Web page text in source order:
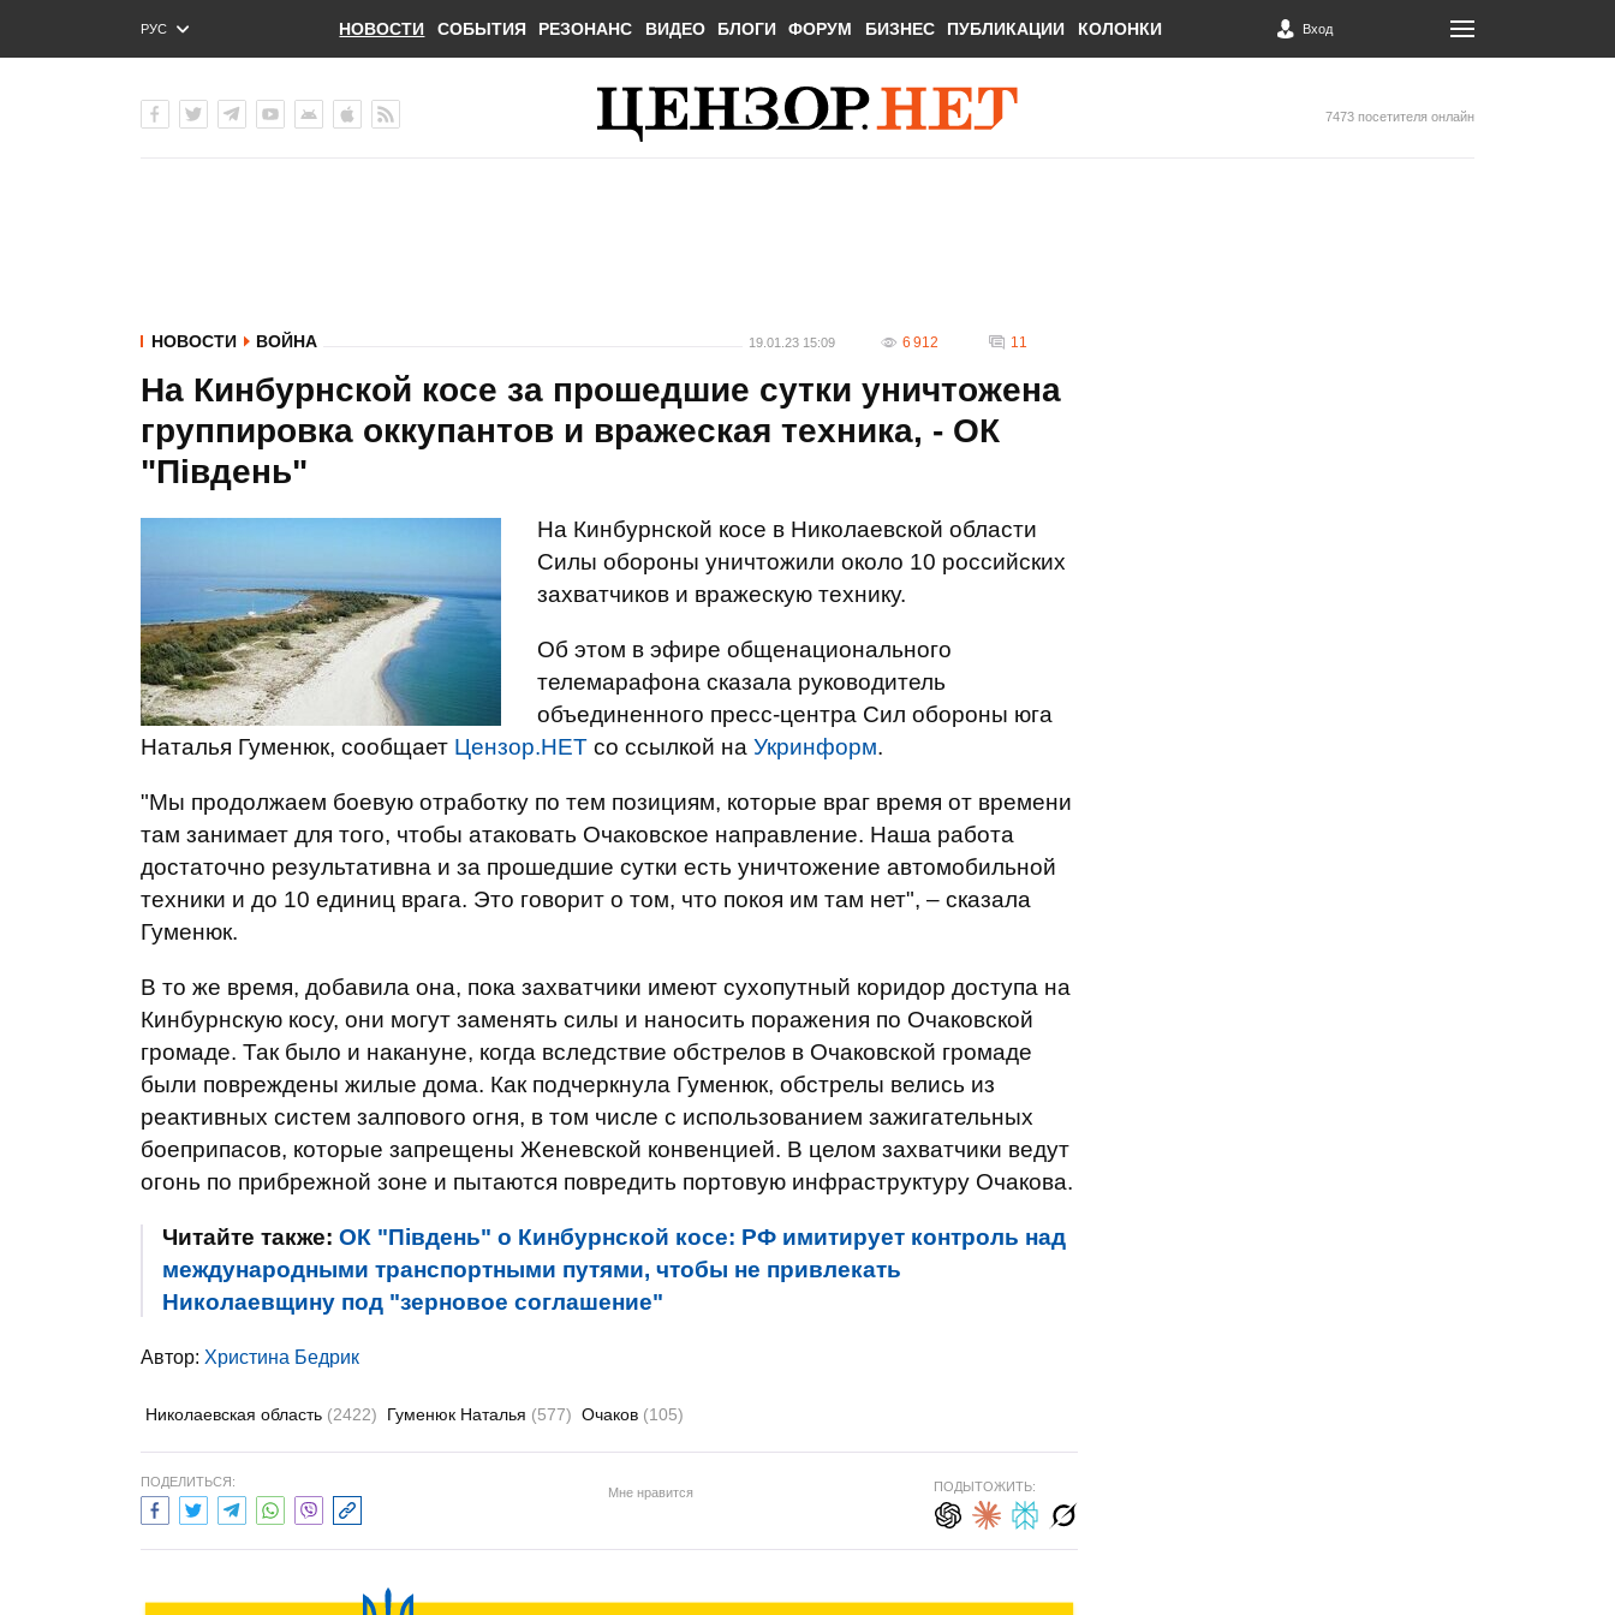
РУС
ENG
НОВОСТИ СОБЫТИЯ РЕЗОНАНС ВИДЕО БЛОГИ ФОРУМ БИЗНЕС ПУБЛИКАЦИИ КОЛОНКИ Вход
7473 посетителя онлайн
НОВОСТИ ВОЙНА 19.01.23 15:09 6 912 11
На Кинбурнской косе за прошедшие сутки уничтожена
группировка оккупантов и вражеская техника, - ОК
"Південь"
На Кинбурнской косе в Николаевской области
Силы обороны уничтожили около 10 российских
захватчиков и вражескую технику.
Об этом в эфире общенационального
телемарафона сказала руководитель
объединенного пресс-центра Сил обороны юга
Наталья Гуменюк, сообщает Цензор.НЕТ со ссылкой на Укринформ.
"Мы продолжаем боевую отработку по тем позициям, которые враг время от времени
там занимает для того, чтобы атаковать Очаковское направление. Наша работа
достаточно результативна и за прошедшие сутки есть уничтожение автомобильной
техники и до 10 единиц врага. Это говорит о том, что покоя им там нет", – сказала
Гуменюк.
В то же время, добавила она, пока захватчики имеют сухопутный коридор доступа на
Кинбурнскую косу, они могут заменять силы и наносить поражения по Очаковской
громаде. Так было и накануне, когда вследствие обстрелов в Очаковской громаде
были повреждены жилые дома. Как подчеркнула Гуменюк, обстрелы велись из
реактивных систем залпового огня, в том числе с использованием зажигательных
боеприпасов, которые запрещены Женевской конвенцией. В целом захватчики ведут
огонь по прибрежной зоне и пытаются повредить портовую инфраструктуру Очакова.
Читайте также: ОК "Південь" о Кинбурнской косе: РФ имитирует контроль над
международными транспортными путями, чтобы не привлекать
Николаевщину под "зерновое соглашение"
Автор: Христина Бедрик
Николаевская область (2422) Гуменюк Наталья (577) Очаков (105)
ПОДЕЛИТЬСЯ:
Мне нравится ПОДЫТОЖИТЬ: